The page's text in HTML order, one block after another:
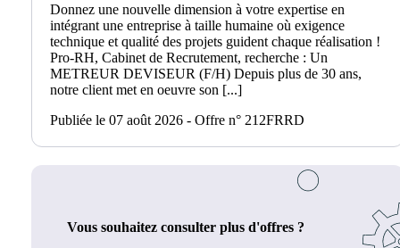
Donnez une nouvelle dimension à votre expertise en
intégrant une entreprise à taille humaine où exigence
technique et qualité des projets guident chaque réalisation !
Pro-RH, Cabinet de Recrutement, recherche : Un
METREUR DEVISEUR (F/H) Depuis plus de 30 ans,
notre client met en oeuvre son [...]
Publiée le 07 août 2026 - Offre n° 212FRRD
Vous souhaitez consulter plus d'offres ?